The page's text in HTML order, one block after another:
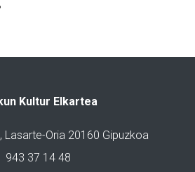
Kultur Elkartea
Lasarte-Oria 20160 Gipuzkoa
943 37 14 48